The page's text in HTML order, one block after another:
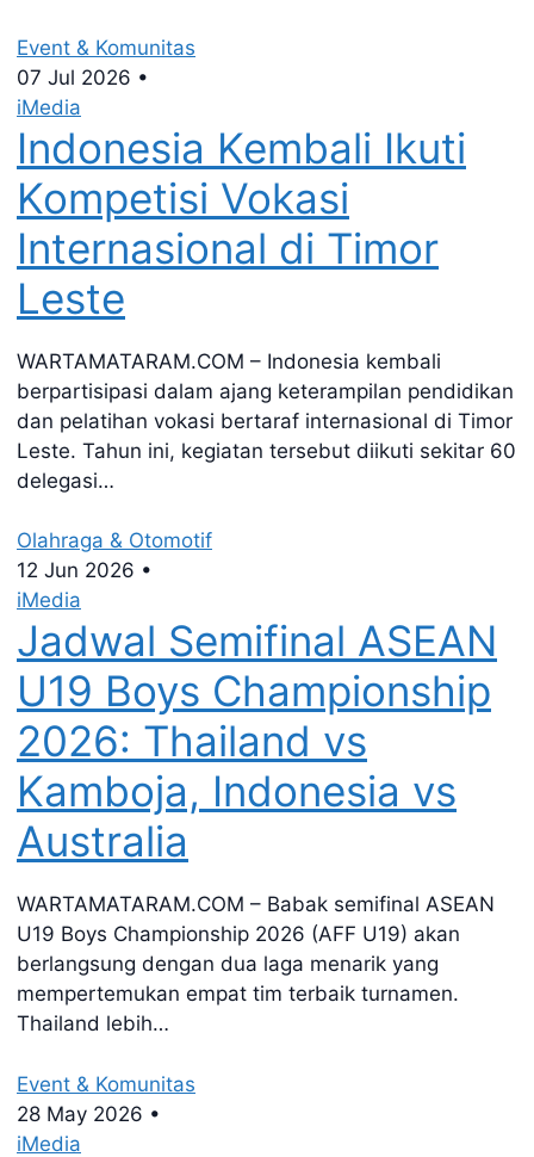
Event & Komunitas
07 Jul 2026 •
iMedia
Indonesia Kembali Ikuti
Kompetisi Vokasi
Internasional di Timor
Leste
WARTAMATARAM.COM – Indonesia kembali
berpartisipasi dalam ajang keterampilan pendidikan
dan pelatihan vokasi bertaraf internasional di Timor
Leste. Tahun ini, kegiatan tersebut diikuti sekitar 60
delegasi…
Olahraga & Otomotif
12 Jun 2026 •
iMedia
Jadwal Semifinal ASEAN
U19 Boys Championship
2026: Thailand vs
Kamboja, Indonesia vs
Australia
WARTAMATARAM.COM – Babak semifinal ASEAN
U19 Boys Championship 2026 (AFF U19) akan
berlangsung dengan dua laga menarik yang
mempertemukan empat tim terbaik turnamen.
Thailand lebih…
Event & Komunitas
28 May 2026 •
iMedia